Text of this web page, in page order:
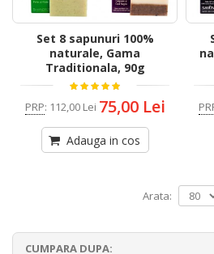
Set 8 sapunuri 100%
naturale, Gama
Traditionala, 90g
PRP: 112,00 Lei 75,00 Lei
Adauga in cos
Arata:
CUMPARA DUPA: